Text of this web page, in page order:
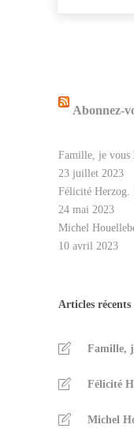
Abonnez-
Famille, je vous
23 juillet 2023
Félicité Herzog.
24 mai 2023
Michel
10 avril 2023
Articles récents
Famille,
Félicité
Michel